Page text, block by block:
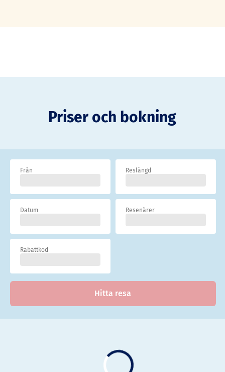
Priser och bokning
Från Reslängd
Datum Resenärer
Rabattkod
Hitta resa